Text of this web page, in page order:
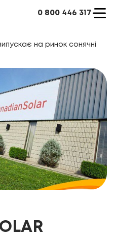
0 800 446 317
на ринок сонячні